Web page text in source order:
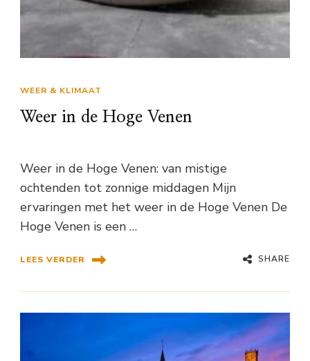
WEER & KLIMAAT
Weer in de Hoge Venen
Weer in de Hoge Venen: van mistige
ochtenden tot zonnige middagen Mijn
ervaringen met het weer in de Hoge Venen De
Hoge Venen is een …
LEES VERDER SHARE